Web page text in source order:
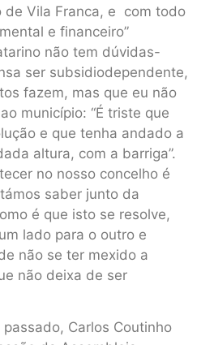
de Vila Franca, e com todo
e financeiro”
não tem dúvidas-
ser subsidiodependente,
fazem, mas que eu não
município: “É triste que
e que tenha andado a
altura, com a barriga”.
no nosso concelho é
saber junto da
é que isto se resolve,
lado para o outro e
não se ter mexido a
não deixa de ser
Carlos Coutinho